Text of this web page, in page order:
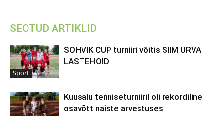
SEOTUD ARTIKLID
Sport
SOHVIK CUP turniiri võitis SIIM URVA
LASTEHOID
Kuusalu tenniseturniiril oli rekordiline
osavõtt naiste arvestuses